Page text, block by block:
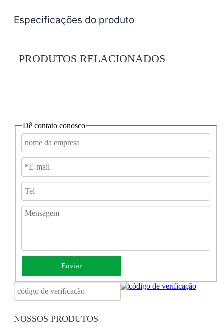
Especificações do produto
Material da estrutura Toda fibra de carbono
Profundidade do assento
Capacidade máxima
Peso líquido (sem bateria)
Peso bruto (com bateria)
Especificações do motor 250 W * 2 motores sem escova de
Autonomia 20 km (15,5 milhas)
Roda dianteira Roda Pneu sólido PU de 8 polegadas
PRODUTOS RELACIONADOS
Dê contato conosco
Enviar
NOSSOS PRODUTOS